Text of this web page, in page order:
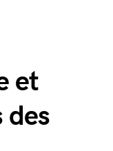
et
des